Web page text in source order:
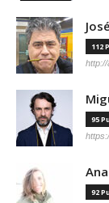
112
95
92